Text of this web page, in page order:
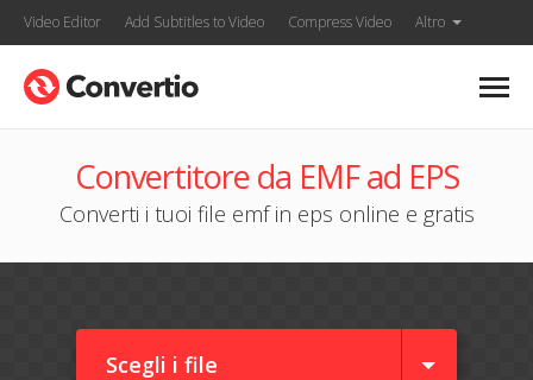
Video Editor Add Subtitles to Video Compress Video Altro
Convertitore da EMF ad EPS
Converti i tuoi file emf in eps online e gratis
Scegli i file